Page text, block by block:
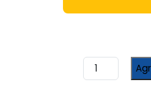
Gas
Refrigerante